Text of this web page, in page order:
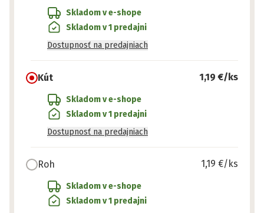
Skladom v e-shope
Skladom v 1 predajni
Dostupnosť na predajniach
Kút 1,19 €/ks
Skladom v e-shope
Skladom v 1 predajni
Dostupnosť na predajniach
Roh 1,19 €/ks
Skladom v e-shope
Skladom v 1 predajni